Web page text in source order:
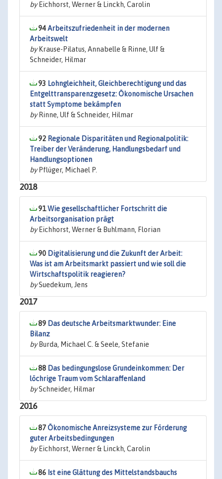
byEichhorst, Werner & Linckh, Carolin
94Arbeitszufriedenheit in der modernen
Arbeitswelt
byKrause-Pilatus, Annabelle & Rinne, Ulf &
Schneider, Hilmar
93 Lohngleichheit, Gleichberechtigung und das
Entgelttransparenzgesetz: Ökonomische Ursachen
statt Symptome bekämpfen
byRinne, Ulf & Schneider, Hilmar
92 Regionale Disparitäten und Regionalpolitik:
Treiber der Veränderung, Handlungsbedarf und
Handlungsoptionen
byPflüger, Michael P.
2018
91Wie gesellschaftlicher Fortschritt die
Arbeitsorganisation prägt
byEichhorst, Werner & Buhlmann, Florian
90 Digitalisierung und die Zukunft der Arbeit:
Was ist am Arbeitsmarkt passiert und wie soll die
Wirtschaftspolitik reagieren?
bySuedekum, Jens
2017
89 Das deutsche Arbeitsmarktwunder: Eine
Bilanz
byBurda, Michael C. & Seele, Stefanie
88 Das bedingungslose Grundeinkommen: Der
löchrige Traum vom Schlaraffenland
bySchneider, Hilmar
2016
87Ökonomische Anreizsysteme zur Förderung
guter Arbeitsbedingungen
byEichhorst, Werner & Linckh, Carolin
86 Ist eine Glättung des Mittelstandsbauchs